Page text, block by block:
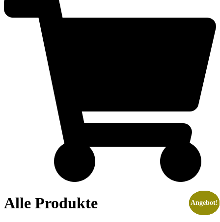
Alle Produkte Angebot!
Angebot!
Angebot!
Angebot!